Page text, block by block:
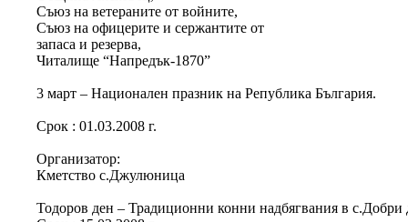
Съюз на ветераните от войните,
Съюз на офицерите и сержантите от
запаса и резерва,
Читалище “Напредък-1870”
3 март – Национален празник на Република България.
Срок : 01.03.2008 г.
Организатор:
Кметство с.Джулюница
Тодоров ден – Традиционни конни надбягвания в с.Добри